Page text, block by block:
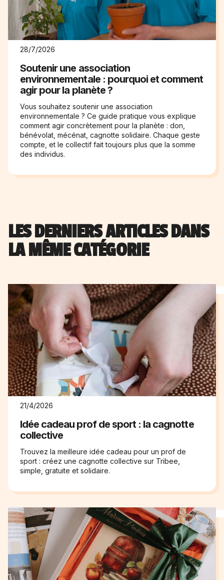
28/7/2026
Soutenir une association
environnementale : pourquoi et comment
agir pour la planète ?
Vous souhaitez soutenir une association
environnementale ? Ce guide pratique vous explique
comment agir concrètement pour la planète : don,
bénévolat, mécénat, cagnotte solidaire. Chaque geste
compte, et le collectif fait toujours plus que la somme
des individus.
LES DERNIERS ARTICLES DANS
LA MÊME CATÉGORIE
21/4/2026
Idée cadeau prof de sport : la cagnotte
collective
Trouvez la meilleure idée cadeau pour un prof de
sport : créez une cagnotte collective sur Tribee,
simple, gratuite et solidaire.